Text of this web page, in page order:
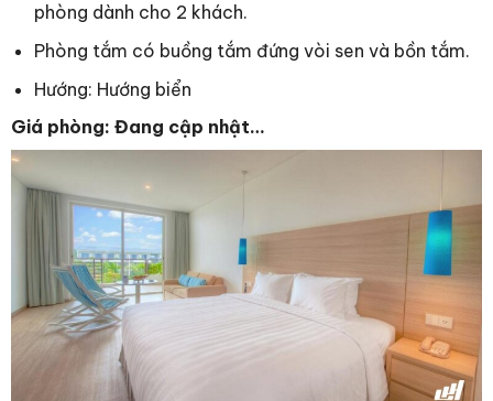
phòng dành cho 2 khách.
Phòng tắm có buồng tắm đứng vòi sen và bồn tắm.
Hướng: Hướng biển
Giá phòng: Đang cập nhật…